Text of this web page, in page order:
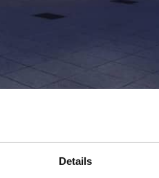
Details